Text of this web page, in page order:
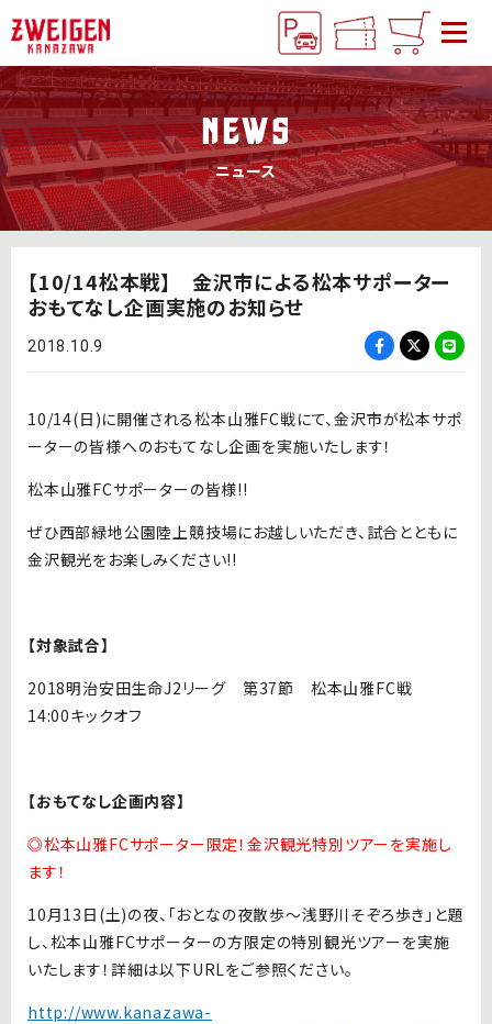
NEWS
ニュース
【10/14松本戦】 金沢市による松本サポーター
おもてなし企画実施のお知らせ
2018.10.9
10/14(日)に開催される松本山雅FC戦にて、金沢市が松本サポ
ーターの皆様へのおもてなし企画を実施いたします！
松本山雅FCサポーターの皆様!!
ぜひ西部緑地公園陸上競技場にお越しいただき、試合とともに
金沢観光をお楽しみください!!
【対象試合】
2018明治安田生命J2リーグ 第37節 松本山雅FC戦
14:00キックオフ
【おもてなし企画内容】
◎松本山雅FCサポーター限定！金沢観光特別ツアーを実施し
ます！
10月13日(土)の夜、「おとなの夜散歩～浅野川そぞろ歩き」と題
し、松本山雅FCサポーターの方限定の特別観光ツアーを実施
いたします！詳細は以下URLをご参照ください。
http://www.kanazawa-